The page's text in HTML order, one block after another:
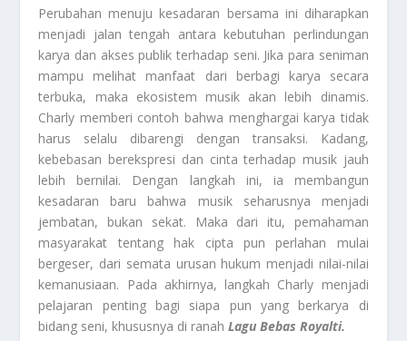
Perubahan menuju kesadaran bersama ini diharapkan
menjadi jalan tengah antara kebutuhan perlindungan
karya dan akses publik terhadap seni. Jika para seniman
mampu melihat manfaat dari berbagi karya secara
terbuka, maka ekosistem musik akan lebih dinamis.
Charly memberi contoh bahwa menghargai karya tidak
harus selalu dibarengi dengan transaksi. Kadang,
kebebasan berekspresi dan cinta terhadap musik jauh
lebih bernilai. Dengan langkah ini, ia membangun
kesadaran baru bahwa musik seharusnya menjadi
jembatan, bukan sekat. Maka dari itu, pemahaman
masyarakat tentang hak cipta pun perlahan mulai
bergeser, dari semata urusan hukum menjadi nilai-nilai
kemanusiaan. Pada akhirnya, langkah Charly menjadi
pelajaran penting bagi siapa pun yang berkarya di
bidang seni, khususnya di ranahLagu Bebas Royalti.